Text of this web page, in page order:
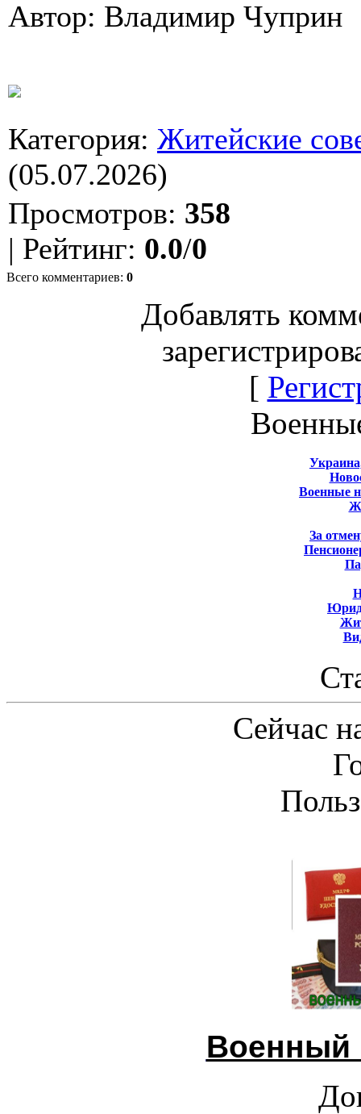
Автор: Владимир Чуприн
Категория: Житейские
(05.07.2026)
Просмотров: 358
| Рейтинг: 0.0/0
Всего комментариев: 0
Добавлять
[
Военные
За
Сейчас
Военный